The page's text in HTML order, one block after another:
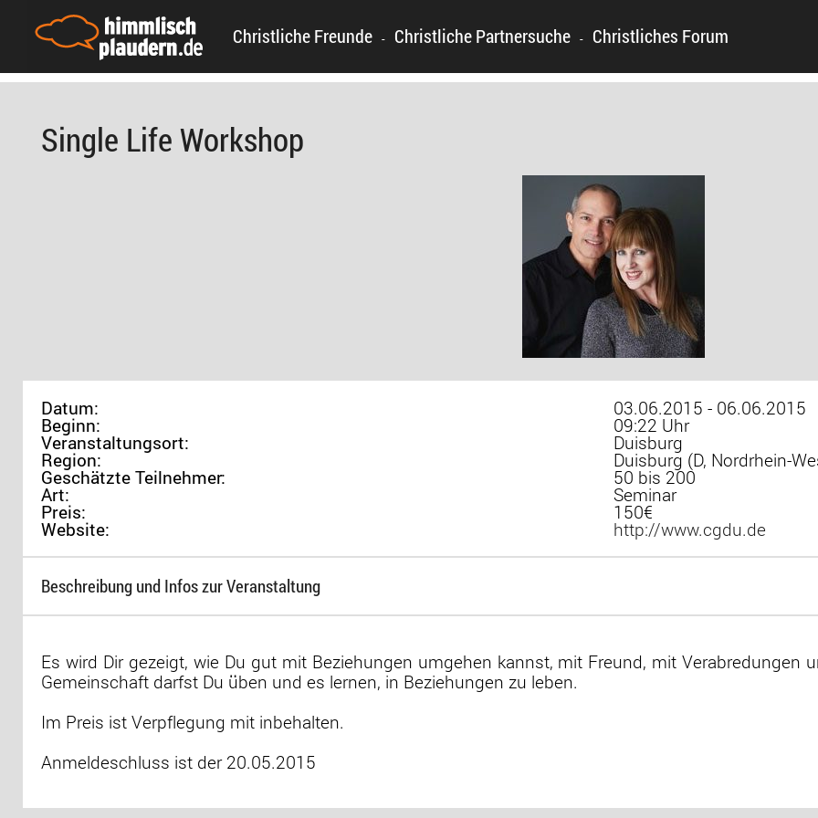
Christliche Freunde - Christliche Partnersuche - Christliches Forum
Single Life Workshop
Datum: 03.06.2015 - 06.06.2015
Beginn: 09:22 Uhr
Veranstaltungsort: Duisburg
Region: Duisburg (D, Nordrhein-
Geschätzte Teilnehmer: 50 bis 200
Art: Seminar
Preis: 150€
Website: http://www.cgdu.de
Beschreibung und Infos zur Veranstaltung
Es wird Dir gezeigt, wie Du gut mit Beziehungen umgehen kannst, mit Freund, mit Verabredungen
Gemeinschaft darfst Du üben und es lernen, in Beziehungen zu leben.
Im Preis ist Verpflegung mit inbehalten.
Anmeldeschluss ist der 20.05.2015